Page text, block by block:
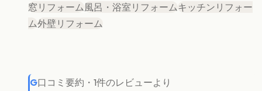
窓リフォーム 風呂・浴室リフォームキッチンリフォー
ム外壁リフォーム
G口コミ要約 ・ 1件のレビューより